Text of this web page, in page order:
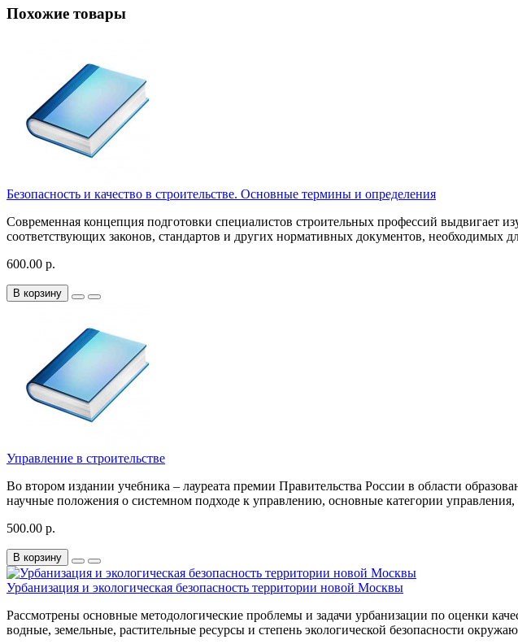
Похожие товары
Безопасность и качество в строительстве. Основные термины и определения
Современная концепция подготовки специалистов строительных профессий выдвигает
соответствующих законов, стандартов и других нормативных документов, необходимых
600.00 р.
В корзину
Управление в строительстве
Во втором издании учебника – лауреата премии Правительства России в области
научные положения о системном подходе к управлению, основные категории
500.00 р.
В корзину
Урбанизация и экологическая безопасность территории новой Москвы
Рассмотрены основные методологические проблемы и задачи урбанизации по оценки
водные, земельные, растительные ресурсы и степень экологической безопасности